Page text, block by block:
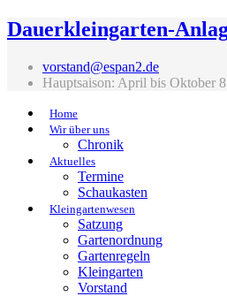
Dauerkleingarten-
vorstand@espan2.de
Hauptsaison: April bis Oktober
Home
Wir über uns
Chronik
Aktuelles
Termine
Schaukasten
Kleingartenwesen
Satzung
Gartenordnung
Gartenregeln
Kleingarten
Vorstand